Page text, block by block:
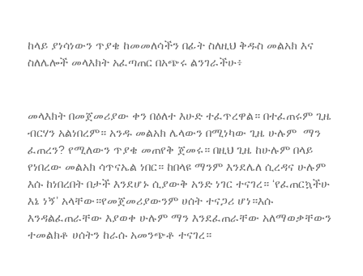
ከላይ ያነሳነውን ጥያቄ ከመመለሳችን በፊት ስለዚህ ቅዱስ መልአክ እና
ስለሌሎች መላእክት አፈጣጠር በአጭሩ ልንገራችሁ፥
መላእክት በመጀመሪያው ቀን በዕለተ እሁድ ተፈጥረዋል። በተፈጠሩም ጊዜ
ብርሃን አልነበረም። አንዱ መልአክ ሌላውን በሚነካው ጊዜ ሁሉም ማን
ፈጠረን? የሚለውን ጥያቄ መጠየቅ ጀመሩ። በዚህ ጊዜ ከሁሉም በላይ
የነበረው መልአክ ሳጥናኤል ነበር። ከበላዩ ማንም እንደሌለ ሲረዳና ሁሉም
እሱ ከነበረበት በታች እንደሆኑ ሲያውቅ አንድ ነገር ተናገረ። ‘የፈጠርኳችሁ
እኔ ነኝ’ አላቸው።የመጀመሪያውንም ሀሰት ተናጋሪ ሆነ።እሱ
እንዳልፈጠራቸው እያወቀ ሁሉም ማን እንደፈጠራቸው አለማወቃቸውን
ተመልክቶ ሀሰትን ከራሱ አመንጭቶ ተናገረ።